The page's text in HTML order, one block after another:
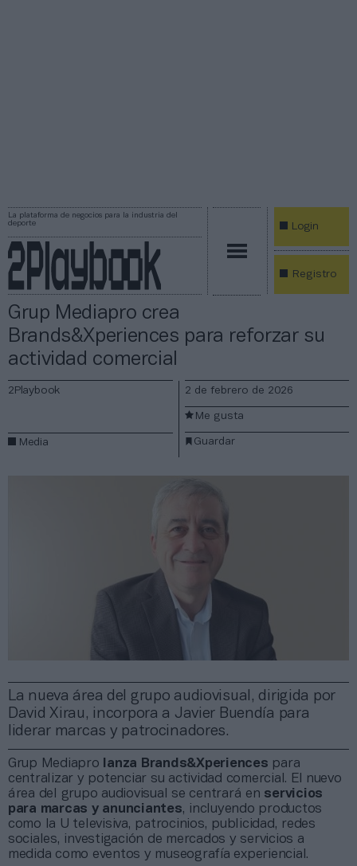
La plataforma de negocios para la industria del
deporte
Login
Registro
Grup Mediapro crea
Brands&Xperiences para reforzar su
actividad comercial
La nueva área del grupo audiovisual, dirigida por
David Xirau, incorpora a Javier Buendía para
liderar marcas y patrocinadores.
2Playbook
Media
2 de febrero de 2026
Guardar
Me gusta
Grup Mediapro lanza Brands&Xperiences para
centralizar y potenciar su actividad comercial. El nuevo
área del grupo audiovisual se centrará en servicios
para marcas y anunciantes, incluyendo productos
como la U televisiva, patrocinios, publicidad, redes
sociales, investigación de mercados y servicios a
medida como eventos y museografía experiencial.